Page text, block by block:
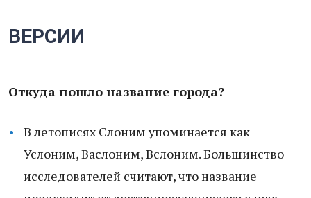
ВЕРСИИ
Откуда пошло название города?
В летописях Слоним упоминается как
Услоним, Васлоним, Вслоним. Большинство
исследователей считают, что название